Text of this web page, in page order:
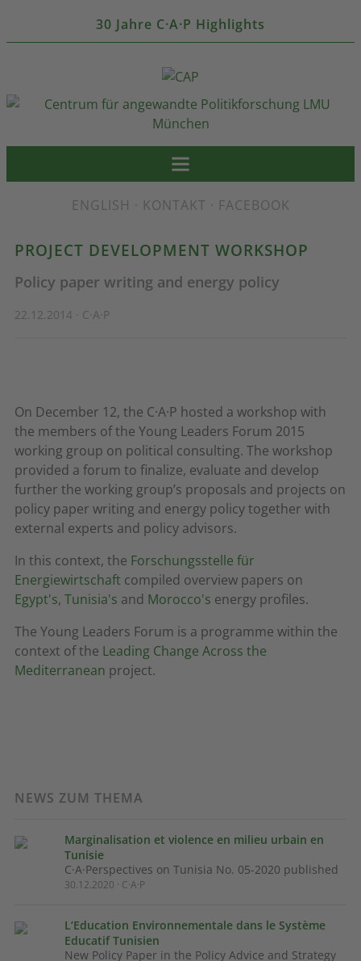
30 Jahre C·A·P Highlights
ENGLISH · KONTAKT · FACEBOOK
PROJECT DEVELOPMENT WORKSHOP
Policy paper writing and energy policy
22.12.2014 · C·A·P
On December 12, the C·A·P hosted a workshop with
the members of the Young Leaders Forum 2015
working group on political consulting. The workshop
provided a forum to finalize, evaluate and develop
further the working group’s proposals and projects on
policy paper writing and energy policy together with
external experts and policy advisors.
In this context, the Forschungsstelle für
Energiewirtschaft compiled overview papers on
Egypt's, Tunisia's and Morocco's energy profiles.
The Young Leaders Forum is a programme within the
context of the Leading Change Across the
Mediterranean project.
NEWS ZUM THEMA
Marginalisation et violence en milieu urbain en
Tunisie
C·A·Perspectives on Tunisia No. 05-2020 published
30.12.2020 · C·A·P
L‘Education Environnementale dans le Système
Educatif Tunisien
New Policy Paper in the Policy Advice and Strategy